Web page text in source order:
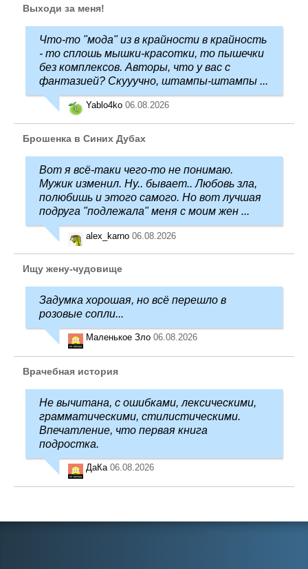
Выходи за меня!
Что-то "мода" из в крайности в крайность
- то сплошь мышки-красотки, то пышечки
без комплексов. Авторы, что у вас с
фантазией? Скууучно, штампы-штампы ...
Yablo4ko 06.08.2026
Брошенка в Синих Дубах
Вот я всё-таки чего-то не понимаю.
Мужик изменил. Ну.. бывает.. Любовь зла,
полюбишь и этого самого. Но вот лучшая
подруга "подлежала" меня с моим жен ...
alex_karno 06.08.2026
Ищу жену-чудовище
Задумка хорошая, но всё перешло в
розовые сопли...
Маленькое Зло 06.08.2026
Врачебная история
Не вычитана, с ошибками, лексическими,
грамматическими, стилистическими.
Впечатление, что первая книга
подростка.
ДаКа 06.08.2026